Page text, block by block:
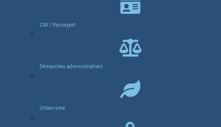
CNI / Passeport
Démarches administratives
Urbanisme